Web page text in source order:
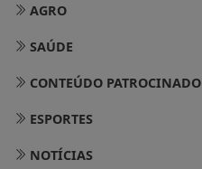
AGRO
SAÚDE
CONTEÚDO PATROCINADO
ESPORTES
NOTÍCIAS